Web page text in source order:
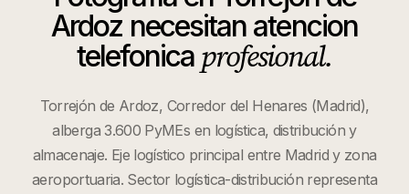
Ardoz necesitan atencion
telefonica profesional.
Torrejón de Ardoz, Corredor del Henares (Madrid),
alberga 3.600 PyMEs en logística, distribución y
almacenaje. Eje logístico principal entre Madrid y zona
aeroportuaria. Sector logística-distribución representa